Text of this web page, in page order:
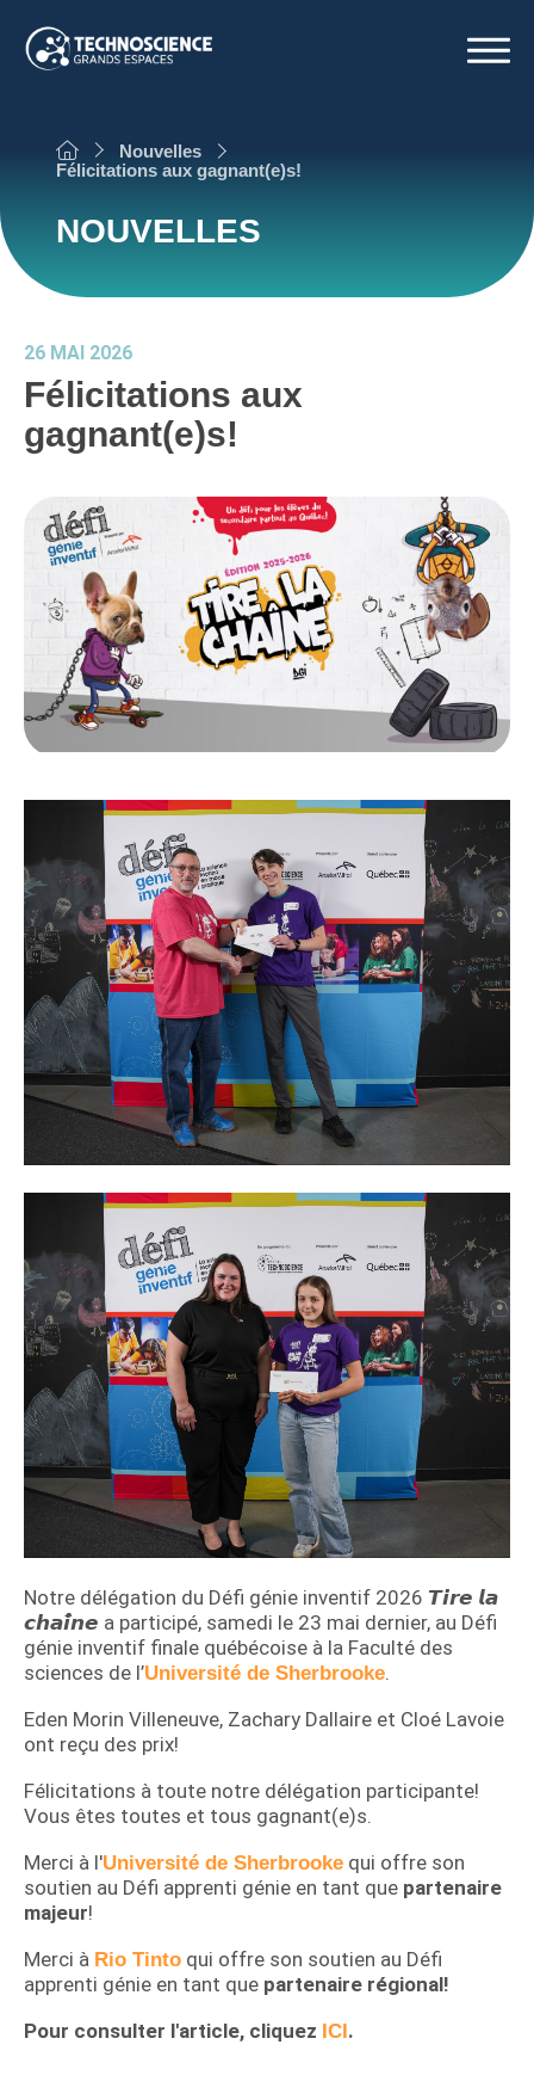
À propos
Nos programmes
Notre expertise
Nous joindre
Nouvelles
Félicitations aux gagnant(e)s!
NOUVELLES
26 MAI 2026
Félicitations aux
gagnant(e)s!
Notre délégation du Défi génie inventif 2026 𝙏𝙞𝙧𝙚 𝙡𝙖
𝙘𝙝𝙖𝙞̂𝙣𝙚 a participé, samedi le 23 mai dernier, au Défi
génie inventif finale québécoise à la Faculté des
sciences de l’Université de Sherbrooke.
Eden Morin Villeneuve, Zachary Dallaire et Cloé Lavoie
ont reçu des prix!
Félicitations à toute notre délégation participante!
Vous êtes toutes et tous gagnant(e)s.
Merci à l'Université de Sherbrooke qui offre son
soutien au Défi apprenti génie en tant que partenaire
majeur!
Merci à Rio Tinto qui offre son soutien au Défi
apprenti génie en tant que partenaire régional!
Pour consulter l'article, cliquez ICI.